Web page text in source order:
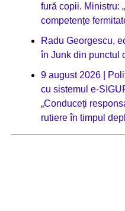
fură copii. Ministru:
competențe
Radu Georgescu,
în Junk din punctul
9 august 2026 |
cu sistemul e-
„Conduceți
rutiere în timpul